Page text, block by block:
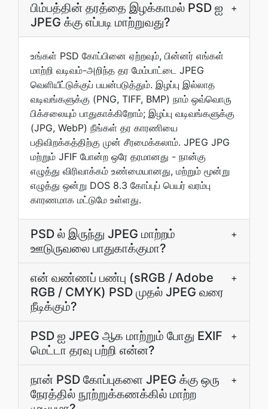
பிம்பத்தின் தரத்தை இழக்காமல் PSD ஐ
JPEG க்கு எப்படி மாற்றுவது?
+
உங்கள் PSD கோப்பினை ஏற்றவும், பின்னர் எங்கள்
மாற்றி வடிவம்-அறிந்த தர மேம்பாட்டை JPEG
வெளியீட்டுக்குப் பயன்படுத்தும். இழப்பு இல்லாத
வடிவங்களுக்கு (PNG, TIFF, BMP) நாம் ஒவ்வொரு
பிக்சலையும் பாதுகாக்கிறோம்; இழப்பு வடிவங்களுக்கு
(JPG, WebP) நீங்கள் தர காரணியை
பதிவிறக்கத்திற்கு முன் சீரமைக்கலாம். JPEG JPG
மற்றும் JFIF போன்ற ஒரே தரமானது - நான்கு
எழுத்து விரிவாக்கம் உண்மையானது, மற்றும் மூன்று
எழுத்து ஒன்று DOS 8.3 கோப்புப் பெயர் வரம்பு
காரணமாக மட்டுமே உள்ளது.
PSD ல் இருந்து JPEG மாற்றம்
ஊடுருவலை பாதுகாக்குமா?
+
என் வண்ணப் பண்பு (sRGB / Adobe
RGB / CMYK) PSD முதல் JPEG வரை
நீடிக்கும்?
+
PSD ஐ JPEG ஆக மாற்றும் போது EXIF
மெட்டா தரவு பற்றி என்ன?
+
நான் PSD கோப்புகளை JPEG க்கு ஒரு
நேரத்தில் நூற்றுக்கணக்கில் மாற்ற
+